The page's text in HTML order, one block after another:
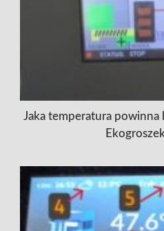
Jaka temperatura powinna